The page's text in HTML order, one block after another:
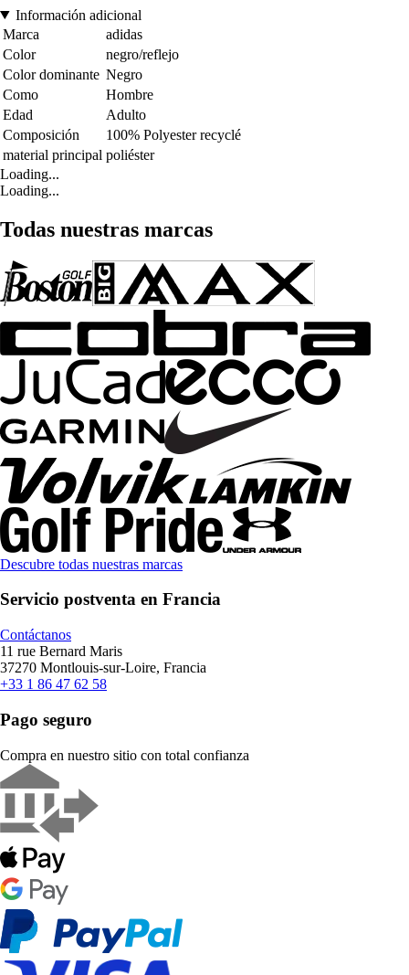
Información adicional
Marca
adidas
Color
negro/reflejo
Color dominante Negro
Como
Hombre
Edad
Adulto
Composición
100% Polyester recyclé
material principal poliéster
Loading...
Loading...
Todas nuestras marcas
Descubre todas nuestras marcas
Servicio postventa en Francia
Contáctanos
11 rue Bernard Maris
37270 Montlouis-sur-Loire, Francia
+33 1 86 47 62 58
Pago seguro
Compra en nuestro sitio con total confianza